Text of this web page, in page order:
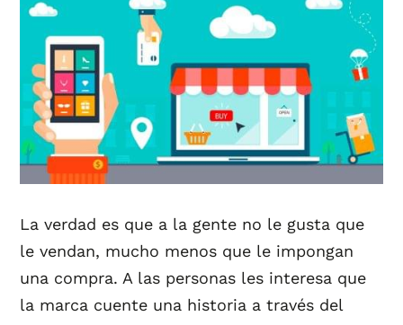
La verdad es que a la gente no le gusta que
le vendan, mucho menos que le impongan
una compra. A las personas les interesa que
la marca cuente una historia a través del